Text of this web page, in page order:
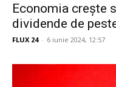
Economia crește
dividende de
FLUX 24 - 6 iunie 2024, 12:57